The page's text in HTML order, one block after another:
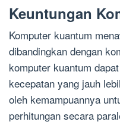
Keuntungan
Komputer kuantum
dibandingkan dengan
komputer kuantum
kecepatan yang jauh
oleh kemampuannya
perhitungan secara